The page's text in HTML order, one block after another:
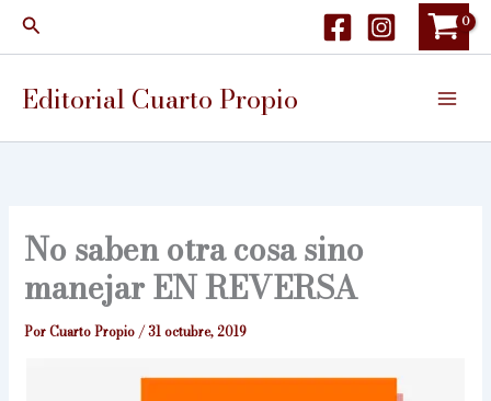
Buscar
Editorial Cuarto Propio
No saben otra cosa sino
manejar EN REVERSA
PorCuarto Propio /31 octubre, 2019